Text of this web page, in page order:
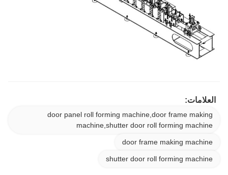
العلامات:
door panel roll forming machine,door frame making
machine,shutter door roll forming machine
door frame making machine
shutter door roll forming machine